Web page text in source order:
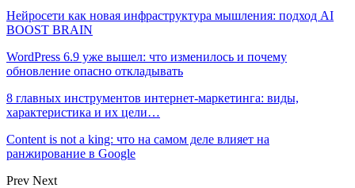
Нейросети как новая инфраструктура мышления: подход AI
BOOST BRAIN
WordPress 6.9 уже вышел: что изменилось и почему
обновление опасно откладывать
8 главных инструментов интернет-маркетинга: виды,
характеристика и их цели…
Content is not a king: что на самом деле влияет на
ранжирование в Google
Prev Next